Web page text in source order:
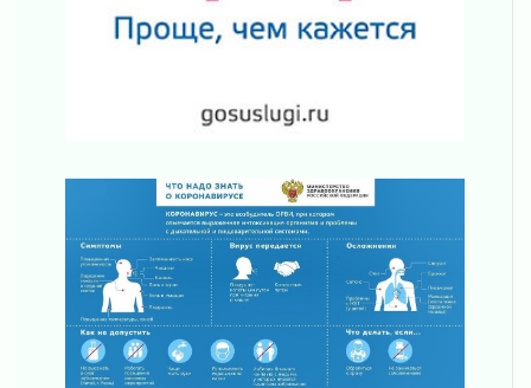
02 августа 2026
Жителям Ленобласти напомнили, как
В Ивангороде назвали новых почетных
02 августа 2026
Готовность №1
02 августа 2026
Километровые столбы «Дороги жизни»
отправили на реставрацию
02 августа 2026
Ленобласть внедрила передовую подготовку
операторов БПЛА